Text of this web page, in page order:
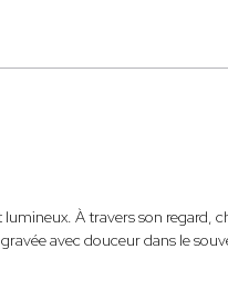
À travers son regard,
avec douceur dans le